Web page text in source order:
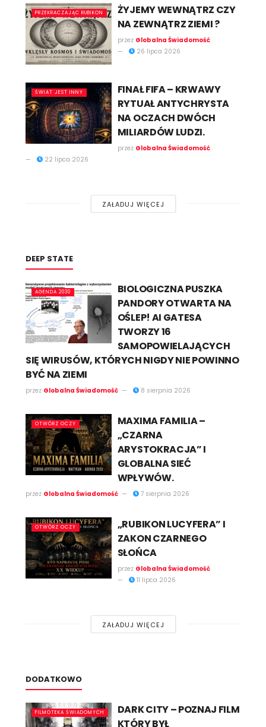
PRZEKRACZAJĄC RUBIKON
ŻYJEMY WEWNĄTRZ CZY
NA ZEWNĄTRZ ZIEMI ?
przez Globalna Świadomość
26 lipca 2026
ŚWIAT JEST INNY
FINAŁ FIFA – KRWAWY
RYTUAŁ ANTYCHRYSTA
NA OCZACH DWÓCH
MILIARDÓW LUDZI.
przez Globalna Świadomość
22 lipca 2026
ZAŁADUJ WIĘCEJ
DEEP STATE​
AGENDA 2030
BIOLOGICZNA PUSZKA
PANDORY OTWARTA NA
OŚLEP! AI GATESA
TWORZY 16
SAMOPOWIELAJĄCYCH
SIĘ WIRUSÓW, KTÓRYCH NIGDY NIE POWINNO
BYĆ NA ZIEMI
przez Globalna Świadomość 8 sierpnia 2026
OTWÓRZ OCZY
MAXIMA FAMILIA –
„CZARNA
ARYSTOKRACJA” I
GLOBALNA SIEĆ
WPŁYWÓW.
przez Globalna Świadomość 7 sierpnia 2026
OTWÓRZ OCZY
„RUBIKON LUCYFERA” I
ZAKON CZARNEGO
SŁOŃCA
przez Globalna Świadomość
11 lipca 2026
ZAŁADUJ WIĘCEJ
DODATKOWO​
FILMOTEKA ŚWIADOMYCH
DARK CITY – POZNAJ FILM
KTÓRY BYŁ